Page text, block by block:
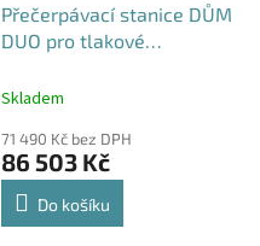
Přečerpávací stanice DŮM
DUO pro tlakové
- nádrž 2m3
Skladem
71 490 Kč bez DPH
86 503 Kč
Do košíku